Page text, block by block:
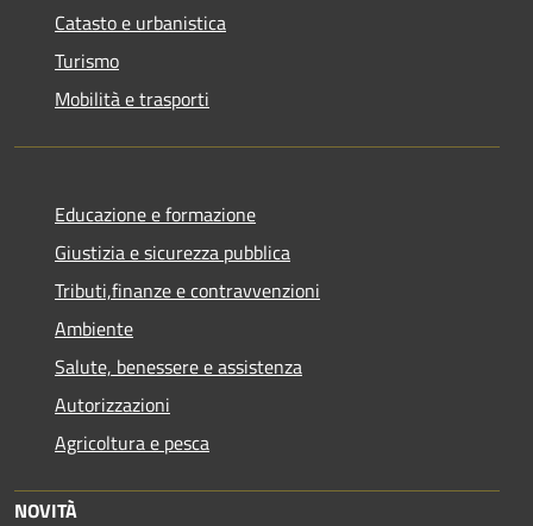
Catasto e urbanistica
Turismo
Mobilità e trasporti
Educazione e formazione
Giustizia e sicurezza pubblica
Tributi,finanze e contravvenzioni
Ambiente
Salute, benessere e assistenza
Autorizzazioni
Agricoltura e pesca
NOVITÀ